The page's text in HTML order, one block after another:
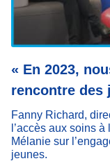
« En 2023,
rencontre des
Fanny Richard,
l’accès aux soins
Mélanie sur
jeunes.